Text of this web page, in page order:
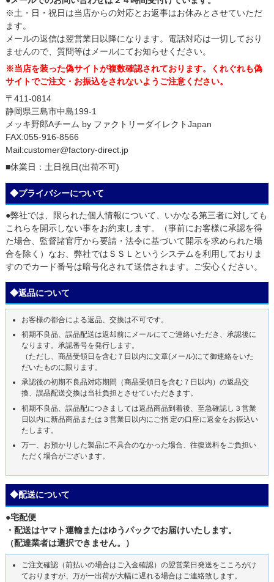
※土・日・祝日は当店からの対応とお返事はお休みとさせていただ
ます。
メールの返信は翌営業日以降になります。電話対応は一切しており
ませんので、質問等はメールにてお知らせください。
※当店を装った偽サイトが複数確認されております。くれぐれも偽
サイトでご注文・お振込をされないようご注意ください。
〒411-0814
静岡県三島市中島199-1
メッキ野郎Aチーム by ファクトリーダイレクトJapan
FAX:055-916-8566
Mail:customer@factory-direct.jp
■休業日：土日祝日(出荷不可)
◆プライバシーについて
●弊社では、限られた個人情報について、いかなる第三者に対しても
これらを開示しない事をお約束します。（事前にお客様に承認を得
た場合、監督諸官庁から要請・法令に基づいて開示を求められた場
合を除く）なお、弊社ではＳＳＬというシステムを利用しておりま
すのでカード番号は暗号化されて送信されます。ご安心ください。
◆返品について
お客様の都合による返品、交換は不可です。
初期不良品、誤品配送は返却前にメールにてご連絡いただき、承認後に
なります。承認番号を発行します。
（ただし、商品受領日を含む７日以内に文章(メール)にて御連絡をいた
だいたものに限ります。
承認後の初期不良品対応期間（商品受領日を含む７日以内）の返品交
換、誤品配送交換は当社負担とさせていただきます。
初期不良品、誤品配につきましては返品商品到着後、至急確認し３営業
日以内に新品商品または３営業日以内にご指 定の口座に返金をお振込い
たします。
万一、お預かりした製品に不具合のなかった場合、往復送料をご負担い
ただく場合がございます。
◆配送について
●宅配便
・配送はヤマト運輸またはゆうパックでお届けいたします。
（配達業者は選択できません。）
ご注文確認（前払いの場合はご入金確認）の翌営業日発送をこころがけ
ておりますが、万が一出荷が大幅に遅れる場合はご連絡致します。